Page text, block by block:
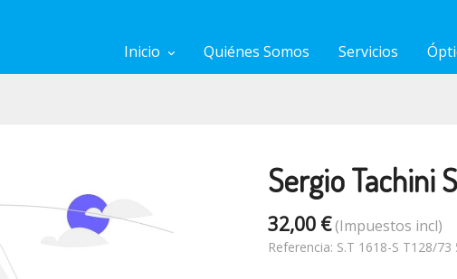
Inicio Quiénes Somos Servicios
Sergio Tachini
32,00 €(Impuestos incl)
Referencia: S.T 1618-S T128/73